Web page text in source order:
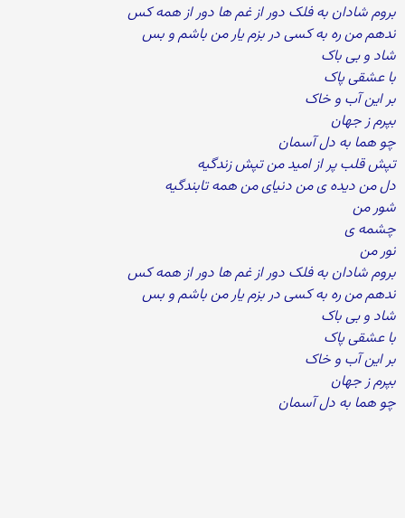
بروم شادان به فلک دور از غم ها دور از همه کس
ندهم من ره به کسی در بزم یار من باشم و بس
شاد و بی باک
با عشقی پاک
بر این آب و خاک
بپرم ز جهان
چو هما به دل آسمان
تپش قلب پر از امید من تپش زندگیه
دل من دیده ی من دنیای من همه تابندگیه
شور من
چشمه ی
نور من
بروم شادان به فلک دور از غم ها دور از همه کس
ندهم من ره به کسی در بزم یار من باشم و بس
شاد و بی باک
با عشقی پاک
بر این آب و خاک
بپرم ز جهان
چو هما به دل آسمان